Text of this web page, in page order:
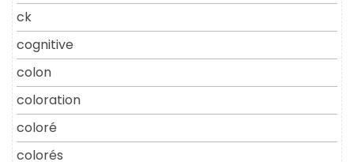
ck
cognitive
colon
coloration
coloré
colorés